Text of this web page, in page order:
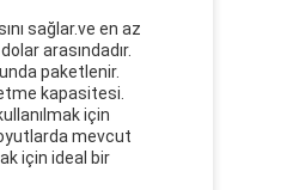
sağlar.ve en az
arasındadır.
paketlenir.
kapasitesi.
için
mevcut
için ideal bir